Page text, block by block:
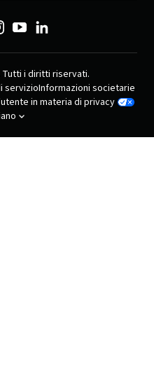
Tutti i diritti riservati.
servizioInformazioni societarie
in materia di privacy